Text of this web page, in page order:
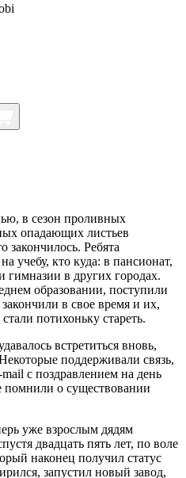
в сезон проливных
опадающих листьев
закончилось. Ребята
учебу, кто куда: в пансионат,
гимназии в других городах.
образовании, поступили
в свое время и их,
потихоньку стареть.
встретиться вновь,
поддерживали связь,
с поздравлением на день
помнили о существовании
уже взрослым дядям
двадцать пять лет, по воле
наконец получил статус
запустил новый завод,